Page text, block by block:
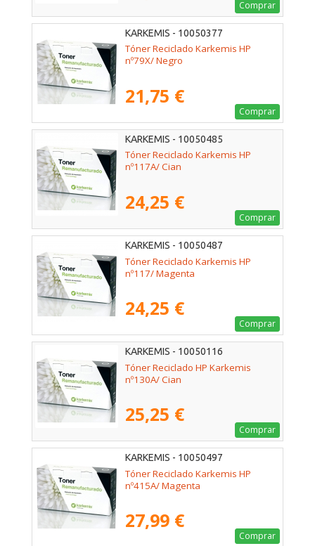
Comprar
KARKEMIS - 10050377
Tóner Reciclado Karkemis HP
nº79X/ Negro
21,75 €
Comprar
KARKEMIS - 10050485
Tóner Reciclado Karkemis HP
nº117A/ Cian
24,25 €
Comprar
KARKEMIS - 10050487
Tóner Reciclado Karkemis HP
nº117/ Magenta
24,25 €
Comprar
KARKEMIS - 10050116
Tóner Reciclado HP Karkemis
nº130A/ Cian
25,25 €
Comprar
KARKEMIS - 10050497
Tóner Reciclado Karkemis HP
nº415A/ Magenta
27,99 €
Comprar